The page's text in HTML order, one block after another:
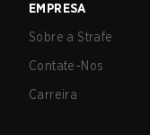
EMPRESA
Sobre a Strafe
Contate-Nos
Carreira